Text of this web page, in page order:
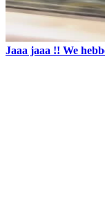
Jaaa jaaa !! We